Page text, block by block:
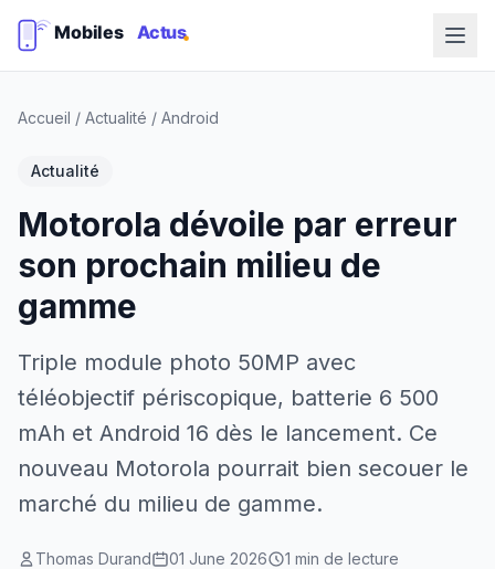
Accueil / Actualité / Android
Actualité
Motorola dévoile par erreur
son prochain milieu de
gamme
Triple module photo 50MP avec
téléobjectif périscopique, batterie 6 500
mAh et Android 16 dès le lancement. Ce
nouveau Motorola pourrait bien secouer le
marché du milieu de gamme.
Thomas Durand 01 June 2026 1 min de lecture